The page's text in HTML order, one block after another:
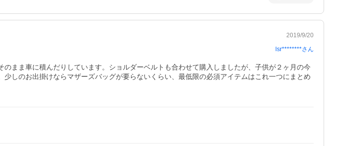
2019/9/20
lsr********さん
まま車に積んだりしています。ショルダーベルトも合わせて購入しましたが、子供が２ヶ月の今
しのお出掛けならマザーズバッグが要らないくらい、最低限の必須アイテムはこれ一つにまとめ